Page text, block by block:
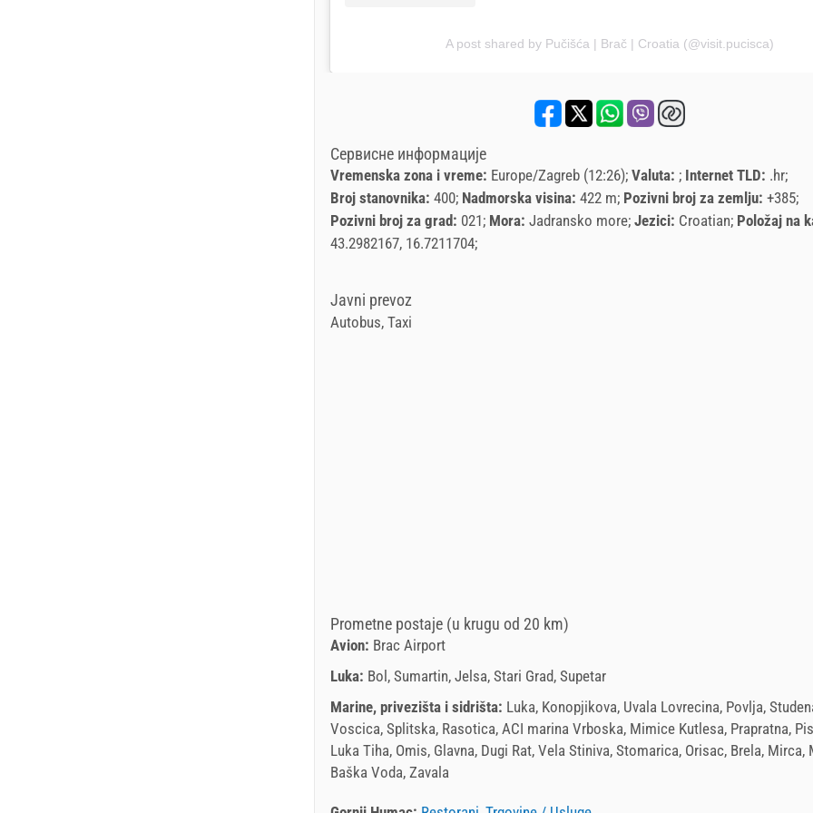
A post shared by Pučišća | Brač | Croatia (@visit.pucisca)
Сервисне информације
Vremenska zona i vreme: Europe/Zagreb (12:26) Valuta: Internet TLD: .hr
Broj stanovnika: 400 Nadmorska visina: 422 m Pozivni broj za zemlju: +385
Pozivni broj za grad: 021 Mora: Jadransko more Jezici: Croatian Položaj na
43.2982167, 16.7211704
Javni prevoz
Autobus, Taxi
Prometne postaje (u krugu od 20 km)
Avion: Brac Airport
Luka: Bol, Sumartin, Jelsa, Stari Grad, Supetar
Marine, privezišta i sidrišta: Luka, Konopjikova, Uvala Lovrecina, Povlja,
Voscica, Splitska, Rasotica, ACI marina Vrboska, Mimice Kutlesa, Prapratna,
Luka Tiha, Omis, Glavna, Dugi Rat, Vela Stiniva, Stomarica, Orisac, Brela, Mirca,
Baška Voda, Zavala